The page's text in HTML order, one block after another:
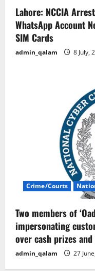
Lahore: NCCIA
WhatsApp Account
SIM Cards
admin_qalam 8 July,
Crime/Courts
Two members of
impersonating
over cash prizes
admin_qalam 27